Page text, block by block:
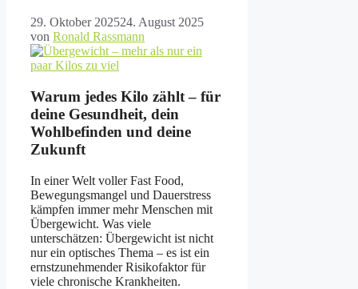
29. Oktober 202524. August 2025
von Ronald Rassmann
Warum jedes Kilo zählt – für
deine Gesundheit, dein
Wohlbefinden und deine
Zukunft
In einer Welt voller Fast Food,
Bewegungsmangel und Dauerstress
kämpfen immer mehr Menschen mit
Übergewicht. Was viele
unterschätzen: Übergewicht ist nicht
nur ein optisches Thema – es ist ein
ernstzunehmender Risikofaktor für
viele chronische Krankheiten.